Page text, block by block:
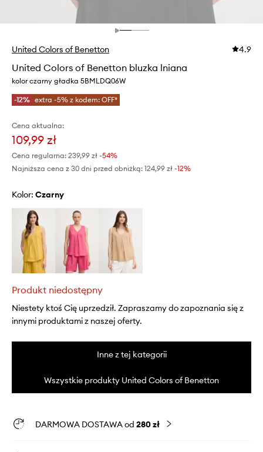
United Colors of Benetton 4.9
United Colors of Benetton bluzka lniana
kolor czarny gładka 5BMLDQ06W
-12% extra -5% z kodem: OFF*
Cena aktualna:
109,99 zł
Cena regularna: 239,99 zł -54%
Najniższa cena z 30 dni przed obniżką: 124,99 zł -12%
Kolor: czarny
Produkt niedostępny
Niestety ktoś Cię uprzedził. Zapraszamy do zapoznania się z
innymi produktami z naszej oferty.
Inne z tej kategorii
Wszystkie produkty United Colors of Benetton
DARMOWA DOSTAWA od 280 zł